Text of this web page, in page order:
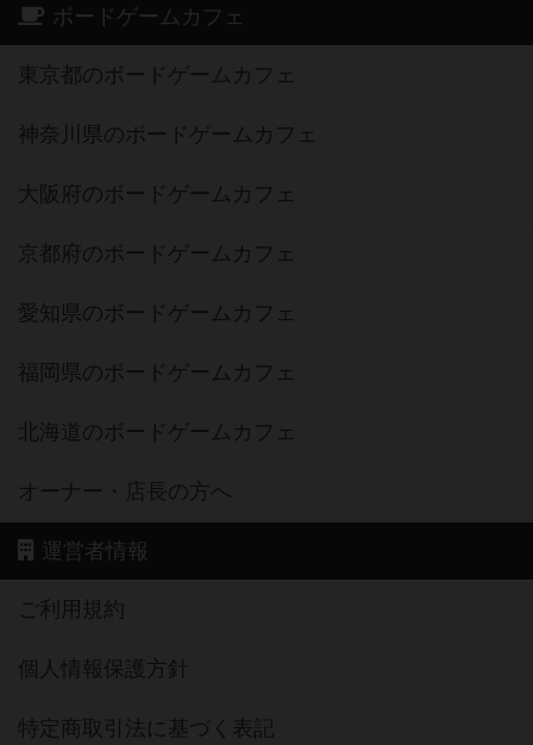
ボードゲームカフェ
東京都のボードゲームカフェ
神奈川県のボードゲームカフェ
大阪府のボードゲームカフェ
京都府のボードゲームカフェ
愛知県のボードゲームカフェ
福岡県のボードゲームカフェ
北海道のボードゲームカフェ
オーナー・店長の方へ
運営者情報
ご利用規約
個人情報保護方針
特定商取引法に基づく表記